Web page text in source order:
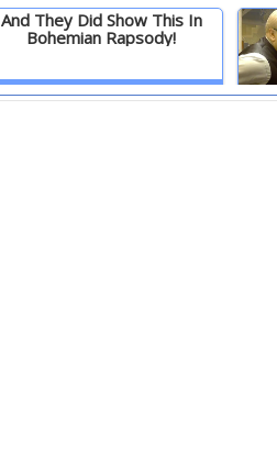
And They Did Show This In
Bohemian Rapsody!
Детальніше